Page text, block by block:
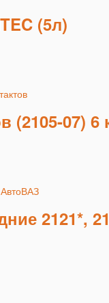
(5л)
07) 6
2121*,